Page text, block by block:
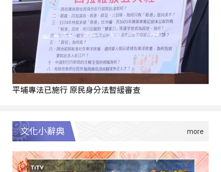
平埔專法已施行 原民身分法暫緩審查
文化小辭典